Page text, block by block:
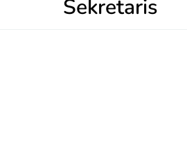
Sekretaris